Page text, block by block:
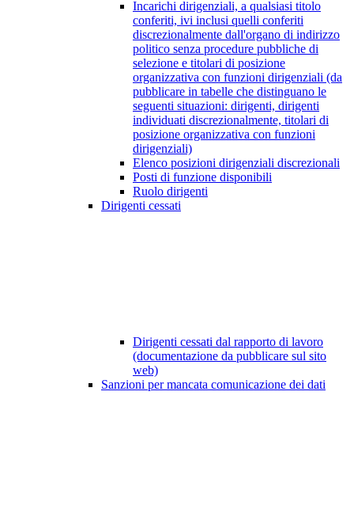
Incarichi dirigenziali, a qualsiasi titolo
conferiti, ivi inclusi quelli conferiti
discrezionalmente dall'organo di indirizzo
politico senza procedure pubbliche di
selezione e titolari di posizione
organizzativa con funzioni dirigenziali (da
pubblicare in tabelle che distinguano le
seguenti situazioni: dirigenti, dirigenti
individuati discrezionalmente, titolari di
posizione organizzativa con funzioni
dirigenziali)
Elenco posizioni dirigenziali discrezionali
Posti di funzione disponibili
Ruolo dirigenti
Dirigenti cessati
Dirigenti cessati dal rapporto di lavoro
(documentazione da pubblicare sul sito
web)
Sanzioni per mancata comunicazione dei dati